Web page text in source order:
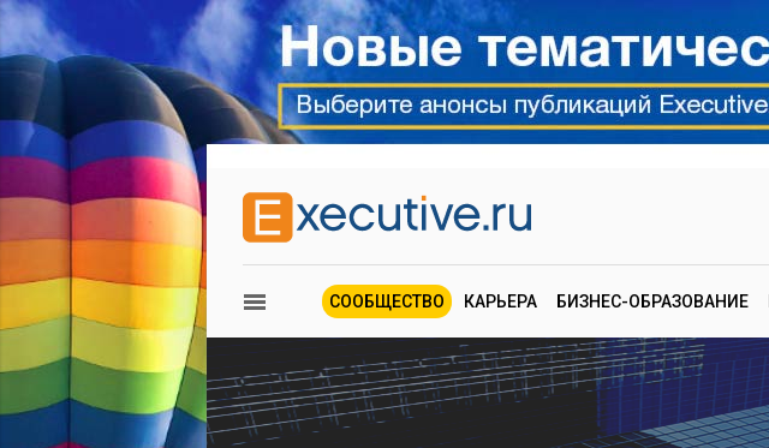
СООБЩЕСТВО КАРЬЕРА БИЗНЕС-ОБРАЗОВАНИЕ